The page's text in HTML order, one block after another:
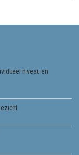
niveau en